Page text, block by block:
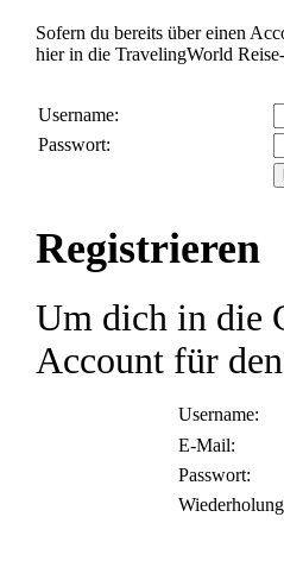
Sofern du bereits über einen
hier in die TravelingWorld
Username:
Passwort:
Registrieren
Um dich in die
Account für
Username:
E-Mail:
Passwort: